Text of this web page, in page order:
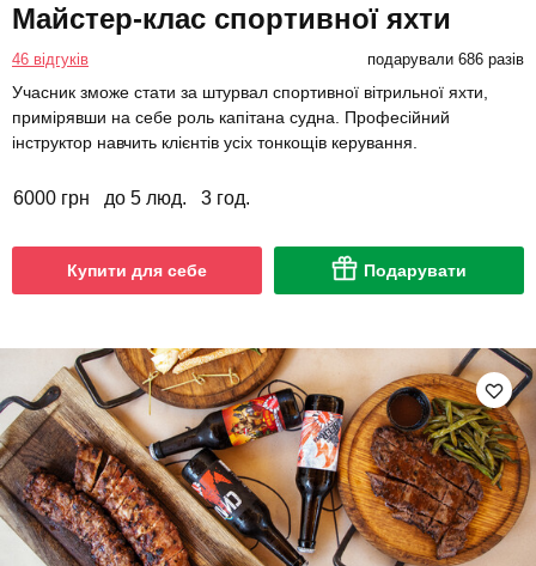
Майстер-клас спортивної яхти
46 відгуків подарували 686 разів
Учасник зможе стати за штурвал спортивної вітрильної яхти,
примірявши на себе роль капітана судна. Професійний
інструктор навчить клієнтів усіх тонкощів керування.
6000 грн до 5 люд. 3 год.
Купити для себе Подарувати